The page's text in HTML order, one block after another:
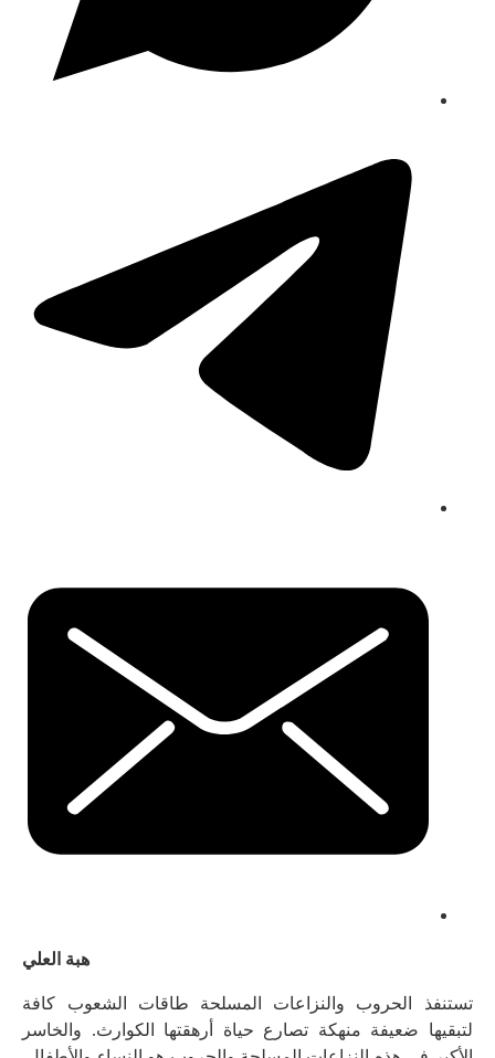
هبة العلي
تستنفذ الحروب والنزاعات المسلحة طاقات الشعوب كافة
لتبقيها ضعيفة منهكة تصارع حياة أرهقتها الكوارث. والخاسر